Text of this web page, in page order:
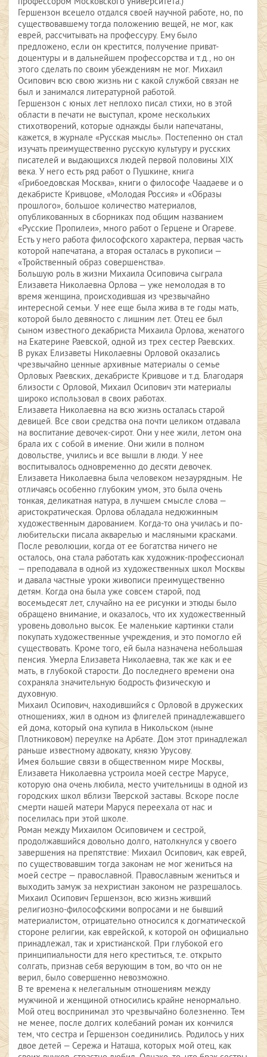
Гершензон всецело отдался своей научной работе, но, по
существовавшему тогда положению вещей, не мог, как
еврей, рассчитывать на профессуру. Ему было
предложено, если он крестится, получение приват-
доцентуры и в дальнейшем профессорства и т.д., но он
этого сделать по своим убеждениям не мог. Михаил
Осипович всю свою жизнь ни с какой службой связан не
был и занимался литературной работой.
Гершензон с юных лет неплохо писал стихи, но в этой
области в печати не выступал, кроме нескольких
стихотворений, которые однажды были напечатаны,
кажется, в журнале «Русская мысль». Постепенно он стал
изучать преимущественно русскую культуру и русских
писателей и выдающихся людей первой половины XIX
века. У него есть ряд работ о Пушкине, книга
«Грибоедовская Москва», книги о философе Чаадаеве и о
декабристе Кривцове, «Молодая Россия» и «Образы
прошлого», большое количество материалов,
опубликованных в сборниках под общим названием
«Русские Пропилеи», много работ о Герцене и Огареве.
Есть у него работа философского характера, первая часть
которой напечатана, а вторая осталась в рукописи —
«Тройственный образ совершенства».
Большую роль в жизни Михаила Осиповича сыграла
Елизавета Николаевна Орлова — уже немолодая в то
время женщина, происходившая из чрезвычайно
интересной семьи. У нее еще была жива в те годы мать,
которой было девяносто с лишним лет. Отец ее был
сыном известного декабриста Михаила Орлова, женатого
на Екатерине Раевской, одной из трех сестер Раевских.
В руках Елизаветы Николаевны Орловой оказались
чрезвычайно ценные архивные материалы о семье
Орловых Раевских, декабристе Кривцове и т.д. Благодаря
близости с Орловой, Михаил Осипович эти материалы
широко использовал в своих работах.
Елизавета Николаевна на всю жизнь осталась старой
девицей. Все свои средства она почти целиком отдавала
на воспитание девочек-сирот. Они у нее жили, летом она
брала их с собой в имение. Они жили в полном
довольстве, учились и все вышли в люди. У нее
воспитывалось одновременно до десяти девочек.
Елизавета Николаевна была человеком незаурядным. Не
отличаясь особенно глубоким умом, это была очень
тонкая, деликатная натура, в лучшем смысле слова —
аристократическая. Орлова обладала недюжинным
художественным дарованием. Когда-то она училась и по-
любительски писала акварелью и масляными красками.
После революции, когда от ее богатства ничего не
осталось, она стала работать как художник-профессионал
— преподавала в одной из художественных школ Москвы
и давала частные уроки живописи преимущественно
детям. Когда она была уже совсем старой, под
восемьдесят лет, случайно на ее рисунки и этюды было
обращено внимание, и оказалось, что их художественный
уровень довольно высок. Ее маленькие картинки стали
покупать художественные учреждения, и это помогло ей
существовать. Кроме того, ей была назначена небольшая
пенсия. Умерла Елизавета Николаевна, так же как и ее
мать, в глубокой старости. До последнего времени она
сохраняла значительную бодрость физическую и
духовную.
Михаил Осипович, находившийся с Орловой в дружеских
отношениях, жил в одном из флигелей принадлежавшего
ей дома, который она купила в Никольском (ныне
Плотниковом) переулке на Арбате. Дом этот принадлежал
раньше известному адвокату, князю Урусову.
Имея большие связи в общественном мире Москвы,
Елизавета Николаевна устроила моей сестре Марусе,
которую она очень любила, место учительницы в одной из
городских школ вблизи Тверской заставы. Вскоре после
смерти нашей матери Маруся переехала от нас и
поселилась при этой школе.
Роман между Михаилом Осиповичем и сестрой,
продолжавшийся довольно долго, натолкнулся у своего
завершения на препятствие: Михаил Осипович, как еврей,
по существовавшим тогда законам не мог жениться на
моей сестре — православной. Православным жениться и
выходить замуж за нехристиан законом не разрешалось.
Михаил Осипович Гершензон, всю жизнь живший
религиозно-философскими вопросами и не бывший
материалистом, отрицательно относился к догматической
стороне религии, как еврейской, к которой он официально
принадлежал, так и христианской. При глубокой его
принципиальности для него креститься, т.е. открыто
солгать, признав себя верующим в том, во что он не
верил, было совершенно невозможно.
В те времена к нелегальным отношениям между
мужчиной и женщиной относились крайне ненормально.
Мой отец воспринимал это чрезвычайно болезненно. Тем
не менее, после долгих колебаний роман их кончился
тем, что сестра и Гершензон соединились. Родилось у них
двое детей — Сережа и Наташа, которых мой отец, как